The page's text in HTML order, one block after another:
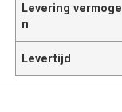
Levering vermoge
n
Levertijd